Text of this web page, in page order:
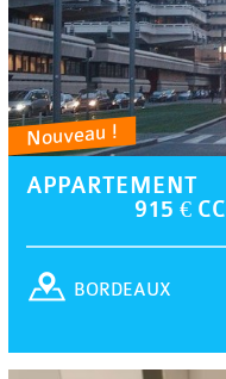
Nouveau !
APPARTEMENT
915 € CC
BORDEAUX